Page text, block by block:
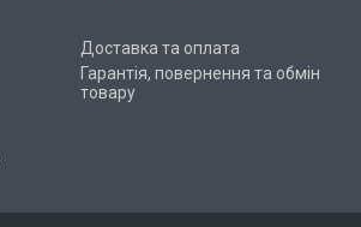
Доставка та оплата
Гарантія, повернення та обмін
товару